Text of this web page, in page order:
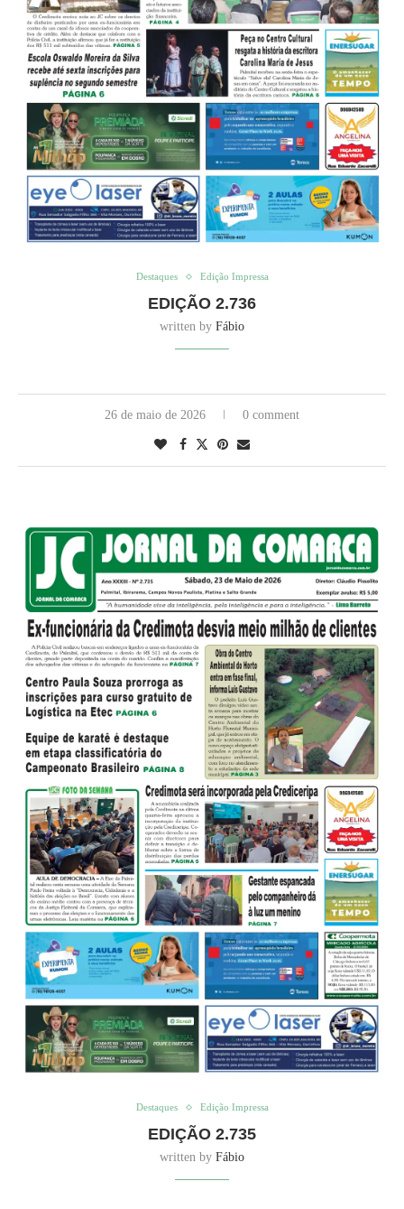
Destaques Edição Impressa
EDIÇÃO 2.736
written by Fábio
26 de maio de 2026 0 comment
Destaques Edição Impressa
EDIÇÃO 2.735
written by Fábio